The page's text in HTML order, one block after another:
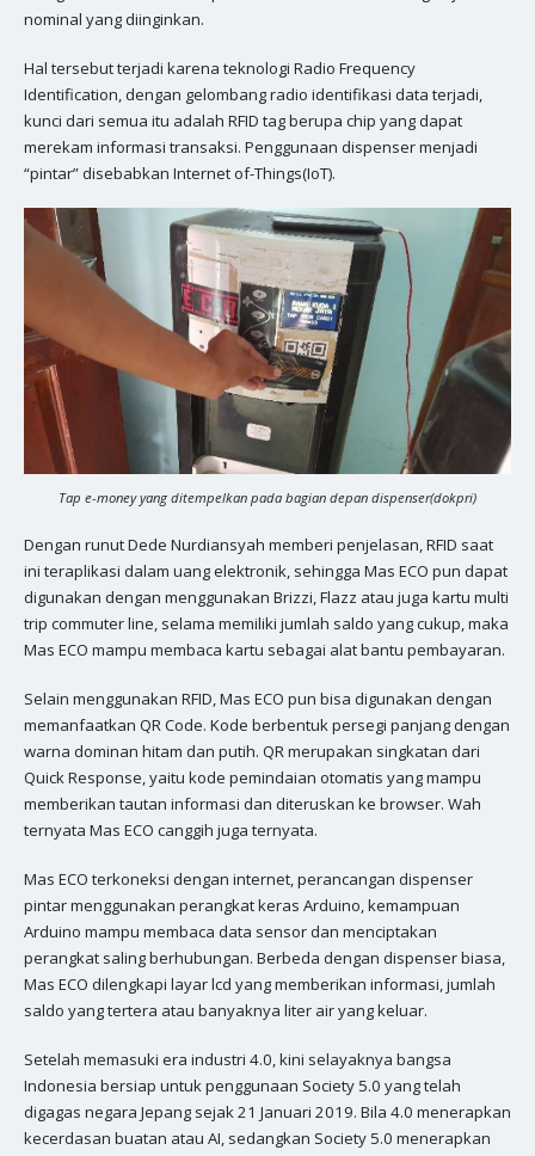
nominal yang diinginkan.
Hal tersebut terjadi karena teknologi Radio Frequency
Identification, dengan gelombang radio identifikasi data terjadi,
kunci dari semua itu adalah RFID tag berupa chip yang dapat
merekam informasi transaksi. Penggunaan dispenser menjadi
“pintar” disebabkan Internet of-Things(IoT).
Tap e-money yang ditempelkan pada bagian depan dispenser(dokpri)
Dengan runut Dede Nurdiansyah memberi penjelasan, RFID saat
ini teraplikasi dalam uang elektronik, sehingga Mas ECO pun dapat
digunakan dengan menggunakan Brizzi, Flazz atau juga kartu multi
trip commuter line, selama memiliki jumlah saldo yang cukup, maka
Mas ECO mampu membaca kartu sebagai alat bantu pembayaran.
Selain menggunakan RFID, Mas ECO pun bisa digunakan dengan
memanfaatkan QR Code. Kode berbentuk persegi panjang dengan
warna dominan hitam dan putih. QR merupakan singkatan dari
Quick Response, yaitu kode pemindaian otomatis yang mampu
memberikan tautan informasi dan diteruskan ke browser. Wah
ternyata Mas ECO canggih juga ternyata.
Mas ECO terkoneksi dengan internet, perancangan dispenser
pintar menggunakan perangkat keras Arduino, kemampuan
Arduino mampu membaca data sensor dan menciptakan
perangkat saling berhubungan. Berbeda dengan dispenser biasa,
Mas ECO dilengkapi layar lcd yang memberikan informasi, jumlah
saldo yang tertera atau banyaknya liter air yang keluar.
Setelah memasuki era industri 4.0, kini selayaknya bangsa
Indonesia bersiap untuk penggunaan Society 5.0 yang telah
digagas negara Jepang sejak 21 Januari 2019. Bila 4.0 menerapkan
kecerdasan buatan atau AI, sedangkan Society 5.0 menerapkan